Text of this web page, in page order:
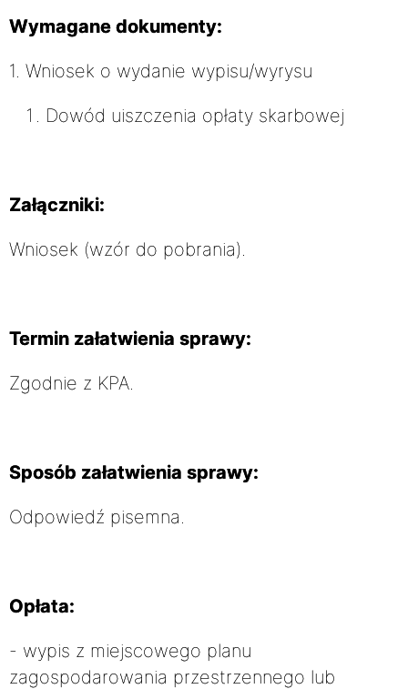
Wymagane dokumenty:
1. Wniosek o wydanie wypisu/wyrysu
Dowód uiszczenia opłaty skarbowej
Załączniki:
Wniosek (wzór do pobrania).
Termin załatwienia sprawy:
Zgodnie z KPA.
Sposób załatwienia sprawy:
Odpowiedź pisemna.
Opłata:
- wypis z miejscowego planu
zagospodarowania przestrzennego lub